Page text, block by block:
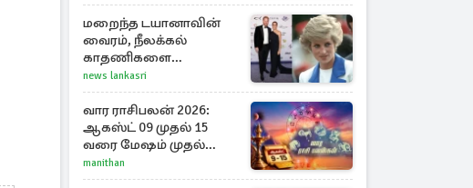
மறைந்த டயானாவின்
வைரம், நீலக்கல்
காதணிகளை
அணிந்திருந்த மேகன்
மார்க்கல்
news lankasri
வார ராசிபலன் 2026:
ஆகஸ்ட் 09 முதல் 15
வரை மேஷம் முதல்
மீனம் வரை முழு
பலன்கள்
manithan